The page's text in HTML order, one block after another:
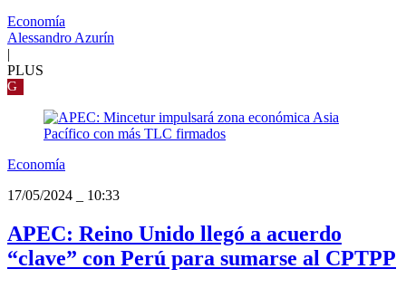
Economía
Alessandro Azurín
|
PLUS
G
Economía
17/05/2024
10:33
APEC: Reino Unido llegó a acuerdo
“clave” con Perú para sumarse al CPTPP